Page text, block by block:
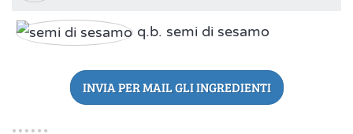
q.b. semi di sesamo
INVIA PER MAIL GLI INGREDIENTI